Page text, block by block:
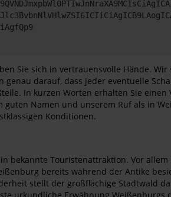
Sie sich in vertrauensvolle Hände.
darauf, dass jeder eventuelle
In kurzen Worten erhalten Sie einen
Namen und unserem Ruf als in
Konditionen.
bekannte Touristenattraktion. Vor
bereits während der Antike
stellt der großflächige Stadtwald